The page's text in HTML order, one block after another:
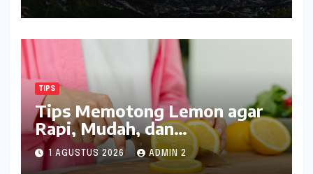
TIPS
Tips Memotong Lemon agar
Rapi, Mudah, dan
Menghasilkan Perasan yang
Maksimal
1 AGUSTUS 2026 ADMIN 2